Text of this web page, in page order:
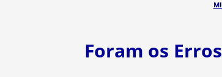
Foram os